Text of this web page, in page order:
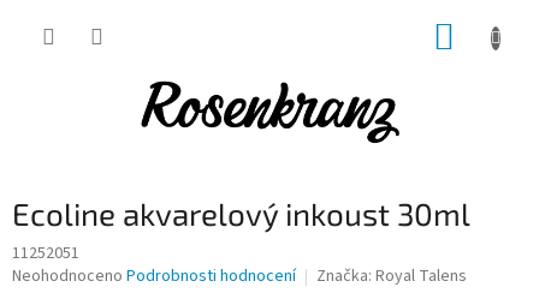
Ecoline akvarelový inkoust 30ml
11252051
Průměrné
Neohodnoceno Podrobnosti hodnocení Značka: Royal Talens